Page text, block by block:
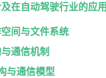
在自动驾驶行业的应用
间与文件系统
通信机制
与通信模型